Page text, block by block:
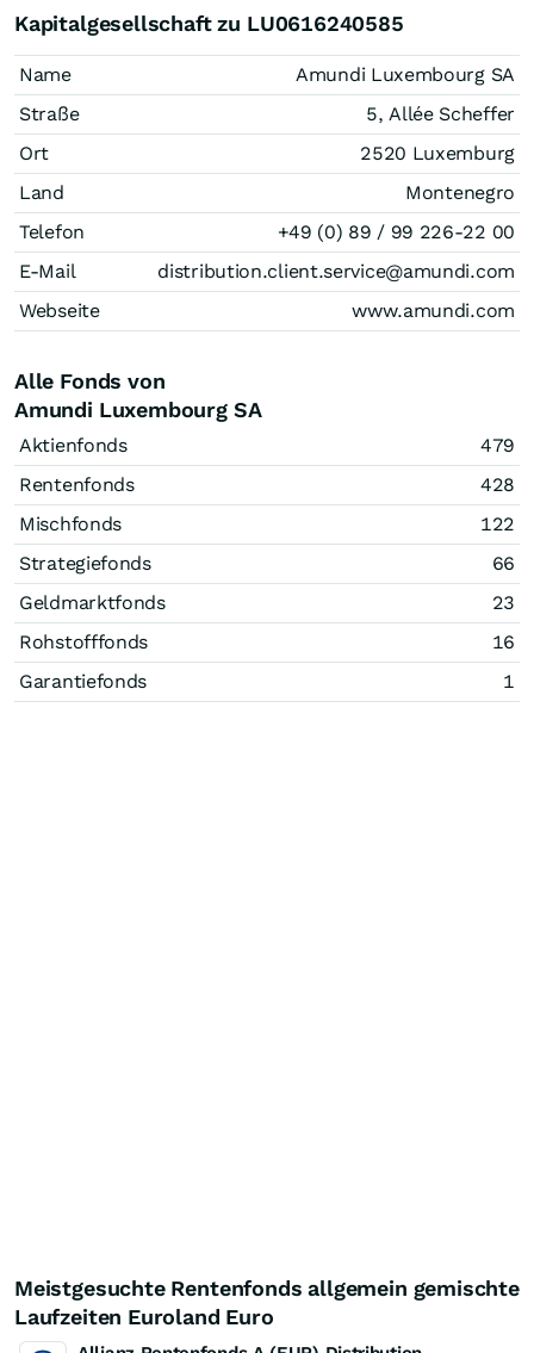
Kapitalgesellschaft zu LU0616240585
Name
Amundi Luxembourg SA
Straße
5, Allée Scheffer
Ort
2520 Luxemburg
Land
Montenegro
Telefon
+49 (0) 89 / 99 226-22 00
E-Mail
distribution.client.service@amundi.com
Webseite
www.amundi.com
Alle Fonds von
Amundi Luxembourg SA
Aktienfonds
479
Rentenfonds
428
Mischfonds
122
Strategiefonds
66
Geldmarktfonds
23
Rohstofffonds
16
Garantiefonds
1
Meistgesuchte Rentenfonds allgemein gemischte
Laufzeiten Euroland Euro